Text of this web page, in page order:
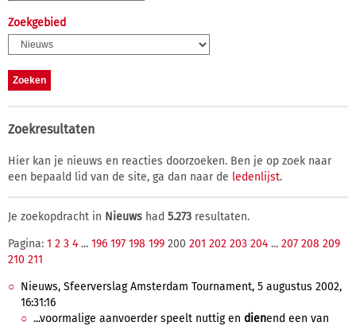
Zoekgebied
Zoekresultaten
Hier kan je nieuws en reacties doorzoeken. Ben je op zoek naar
een bepaald lid van de site, ga dan naar de ledenlijst.
Je zoekopdracht in Nieuws had 5.273 resultaten.
Pagina: 1 2 3 4 ... 196 197 198 199 200 201 202 203 204 ... 207 208 209
210 211
Nieuws, Sfeerverslag Amsterdam Tournament, 5 augustus 2002,
16:31:16
...voormalige aanvoerder speelt nuttig en dienend een van